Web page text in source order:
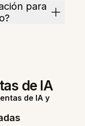
para
de IA
de IA y